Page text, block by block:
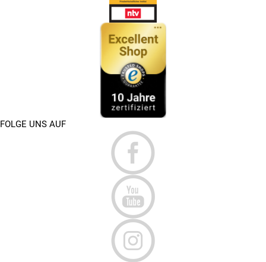
FOLGE UNS AUF